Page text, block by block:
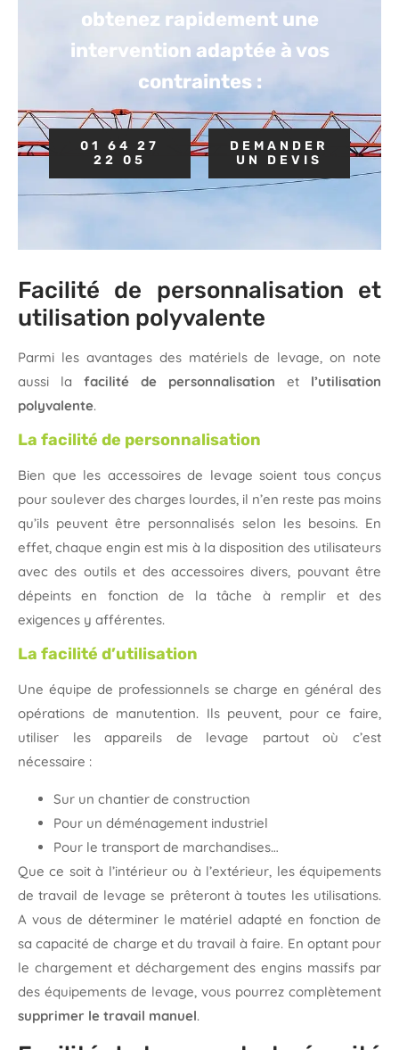
obtenez rapidement une
intervention adaptée à vos
contraintes :
01 64 27
22 05
DEMANDER
UN DEVIS
Facilité de personnalisation et
utilisation polyvalente
Parmi les avantages des matériels de levage, on note
aussi la facilité de personnalisation et l’utilisation
polyvalente.
La facilité de personnalisation
Bien que les accessoires de levage soient tous conçus
pour soulever des charges lourdes, il n’en reste pas moins
qu’ils peuvent être personnalisés selon les besoins. En
effet, chaque engin est mis à la disposition des utilisateurs
avec des outils et des accessoires divers, pouvant être
dépeints en fonction de la tâche à remplir et des
exigences y afférentes.
La facilité d’utilisation
Une équipe de professionnels se charge en général des
opérations de manutention. Ils peuvent, pour ce faire,
utiliser les appareils de levage partout où c’est
nécessaire :
Sur un chantier de construction
Pour un déménagement industriel
Pour le transport de marchandises…
Que ce soit à l’intérieur ou à l’extérieur, les équipements
de travail de levage se prêteront à toutes les utilisations.
A vous de déterminer le matériel adapté en fonction de
sa capacité de charge et du travail à faire. En optant pour
le chargement et déchargement des engins massifs par
des équipements de levage, vous pourrez complètement
supprimer le travail manuel.